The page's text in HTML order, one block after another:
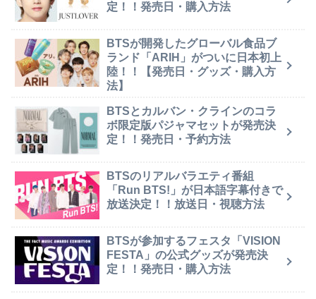
定！！発売日・購入方法
BTSが開発したグローバル食品ブ
ランド「ARIH」がついに日本初上
陸！！【発売日・グッズ・購入方
法】
BTSとカルバン・クラインのコラ
ボ限定版パジャマセットが発売決
定！！発売日・予約方法
BTSのリアルバラエティ番組
「Run BTS!」が日本語字幕付きで
放送決定！！放送日・視聴方法
BTSが参加するフェスタ「VISION
FESTA」の公式グッズが発売決
定！！発売日・購入方法